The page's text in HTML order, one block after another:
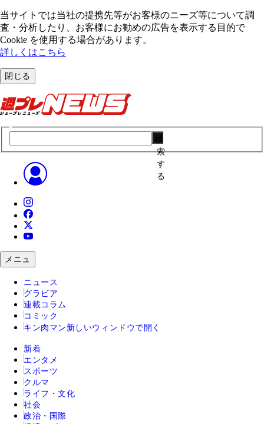
当サイトでは当社の提携先等がお客様のニーズ等について調
査・分析したり、お客様にお勧めの広告を表⽰する⽬的で
Cookie を使⽤する場合があります。
詳しくはこちら
閉じる
索
す
る
メニュ
ニュース
グラビア
連載コラム
コミック
キン肉マン 新しいウィンドウで開く
新着
エンタメ
スポーツ
クルマ
ライフ・文化
社会
政治・国際